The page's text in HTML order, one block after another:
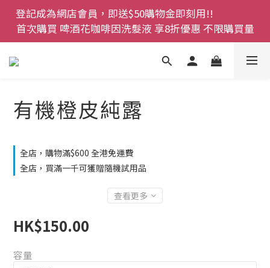
登記成為網店會員，即送$50購物金即刻用!!
首次購買 啤酒花咖啡因洗髮液 享8折優惠 不限購買量
登記成為網店會員，即送$50購物金即刻用!!
首次購買 啤酒花咖啡因洗髮液 享8折優惠 不限購買量
網店會員一年內累積消費 $4500 即刻變身 VIP 全年正
價貨 85 折，幫朋友買大家一齊抵 !!
今期優惠!! 濕疹救星 濕疹專用噴霧 買一枝送一件 50克
裝 濕疹舒敏膏   幼兒適用
首次購買 啤酒花咖啡因洗髮液 享8折優惠 不限購買量
有機橙皮純露
全店，購物滿$600 全港免運費
全店，買滿一千可獲贈隨機試用品
查看更多
HK$150.00
容量